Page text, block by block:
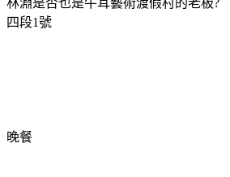
四段1號
晚餐